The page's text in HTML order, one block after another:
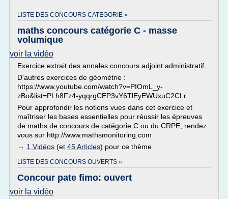
LISTE DES CONCOURS CATEGORIE »
maths concours catégorie C - masse
volumique
voir la vidéo
Exercice extrait des annales concours adjoint administratif.
D'autres exercices de géométrie :
https://www.youtube.com/watch?v=PIOmL_y-
zBo&list=PLh8Fz4-yqqrgCEP3vY6TlEyEWUxuC2CLr
Pour approfondir les notions vues dans cet exercice et
maîtriser les bases essentielles pour réussir les épreuves
de maths de concours de catégorie C ou du CRPE, rendez
vous sur http://www.mathsmonitoring.com
→ 1 Vidéos (et 45 Articles) pour ce thème
LISTE DES CONCOURS OUVERTS »
Concour pate fimo: ouvert
voir la vidéo